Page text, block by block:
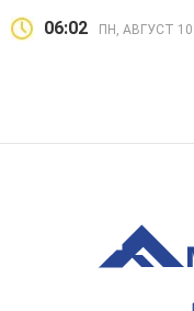
06:02 ПН, АВГУСТ 10